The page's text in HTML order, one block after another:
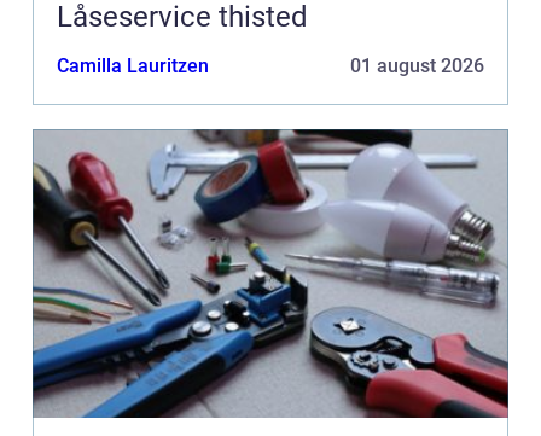
Låseservice thisted
Camilla Lauritzen 01 august 2026